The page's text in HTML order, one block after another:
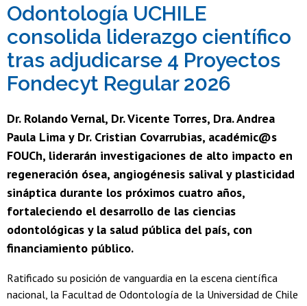
Funcionarias/os
Egresadas/os
Odontología UCHILE
consolida liderazgo científico
tras adjudicarse 4 Proyectos
Fondecyt Regular 2026
Dr. Rolando Vernal, Dr. Vicente Torres, Dra. Andrea
Paula Lima y Dr. Cristian Covarrubias, académic@s
FOUCh, liderarán investigaciones de alto impacto en
regeneración ósea, angiogénesis salival y plasticidad
sináptica durante los próximos cuatro años,
fortaleciendo el desarrollo de las ciencias
odontológicas y la salud pública del país, con
financiamiento público.
Ratificado su posición de vanguardia en la escena científica
nacional, la Facultad de Odontología de la Universidad de Chile